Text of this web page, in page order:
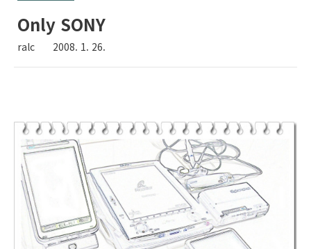
Only SONY
ralc 2008. 1. 26.